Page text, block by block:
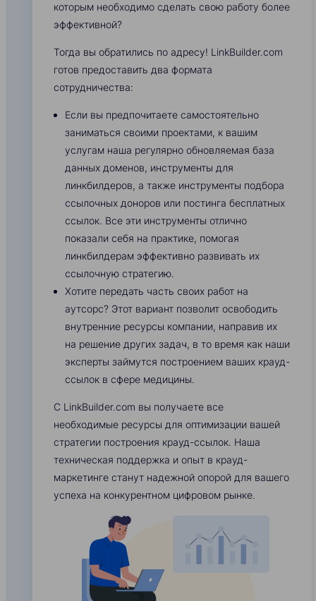
которым необходимо сделать свою работу более
эффективной?
Тогда вы обратились по адресу! LinkBuilder.com
готов предоставить два формата
сотрудничества:
Если вы предпочитаете самостоятельно
заниматься своими проектами, к вашим
услугам наша регулярно обновляемая база
данных доменов, инструменты для
линкбилдеров, а также инструменты подбора
ссылочных доноров или постинга бесплатных
ссылок. Все эти инструменты отлично
показали себя на практике, помогая
линкбилдерам эффективно развивать их
ссылочную стратегию.
Хотите передать часть своих работ на
аутсорс? Этот вариант позволит освободить
внутренние ресурсы компании, направив их
на решение других задач, в то время как наши
эксперты займутся построением ваших крауд-
ссылок в сфере медицины.
С LinkBuilder.com вы получаете все
необходимые ресурсы для оптимизации вашей
стратегии построения крауд-ссылок. Наша
техническая поддержка и опыт в крауд-
маркетинге станут надежной опорой для вашего
успеха на конкурентном цифровом рынке.